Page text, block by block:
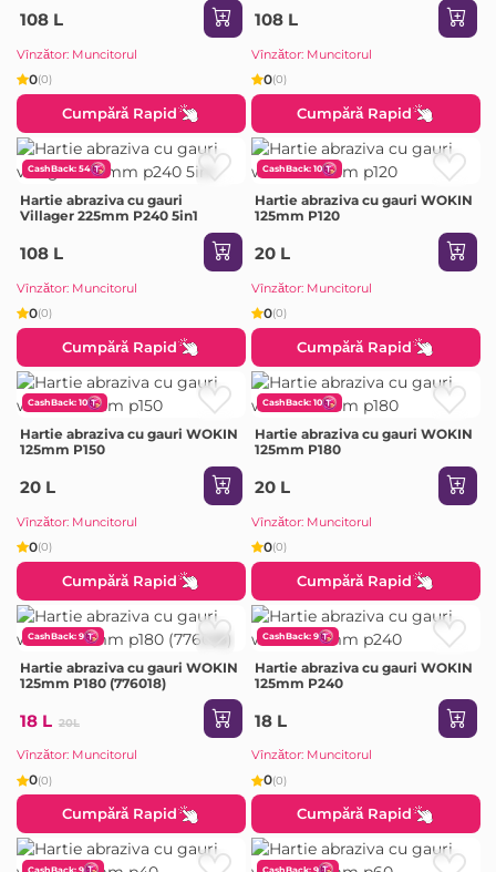
108 L
Vînzător: Muncitorul
0(0)
Cumpără Rapid
108 L
Vînzător: Muncitorul
0(0)
Cumpără Rapid
CashBack: 54
Hartie abraziva cu gauri
Villager 225mm P240 5in1
108 L
Vînzător: Muncitorul
0(0)
Cumpără Rapid
CashBack: 10
Hartie abraziva cu gauri WOKIN
125mm P120
20 L
Vînzător: Muncitorul
0(0)
Cumpără Rapid
CashBack: 10
Hartie abraziva cu gauri WOKIN
125mm P150
20 L
Vînzător: Muncitorul
0(0)
Cumpără Rapid
CashBack: 10
Hartie abraziva cu gauri WOKIN
125mm P180
20 L
Vînzător: Muncitorul
0(0)
Cumpără Rapid
CashBack: 9
Hartie abraziva cu gauri WOKIN
125mm P180 (776018)
18 L 20L
Vînzător: Muncitorul
0(0)
Cumpără Rapid
CashBack: 9
Hartie abraziva cu gauri WOKIN
125mm P240
18 L
Vînzător: Muncitorul
0(0)
Cumpără Rapid
CashBack: 9 CashBack: 9